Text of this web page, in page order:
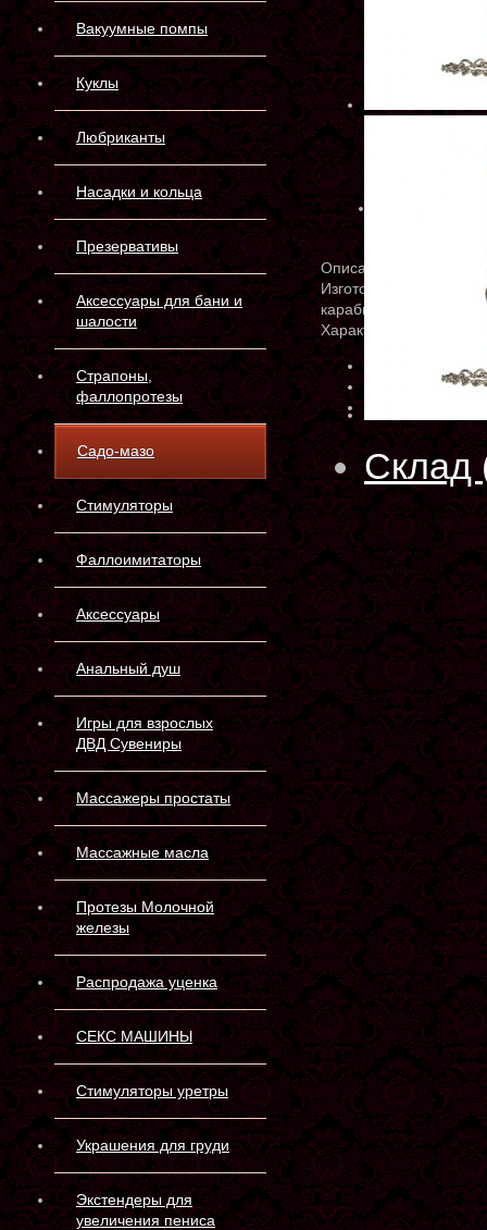
Вакуумные помпы
Куклы
Любриканты
Насадки и кольца
Презервативы
Аксессуары для бани и
шалости
Страпоны,
фаллопротезы
Садо-мазо
Стимуляторы
Фаллоимитаторы
Аксессуары
Анальный душ
Игры для взрослых
ДВД Сувениры
Массажеры простаты
Массажные масла
Протезы Молочной
железы
Распродажа уценка
СЕКС МАШИНЫ
Стимуляторы уретры
Украшения для груди
Экстендеры для
увеличения пениса
Описание
Изготовлен из
карабином 35 см.
Характеристики
3140-1
Производитель:
Склад